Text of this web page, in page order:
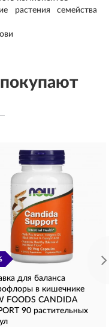
растения семейства
для баланса
в кишечнике
FOODS CANDIDA
90 растительных